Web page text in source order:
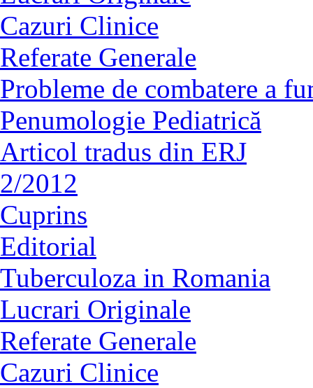
Cazuri Clinice
Referate Generale
Probleme de combatere a
Penumologie Pediatrică
Articol tradus din ERJ
2/2012
Cuprins
Editorial
Tuberculoza in Romania
Lucrari Originale
Referate Generale
Cazuri Clinice